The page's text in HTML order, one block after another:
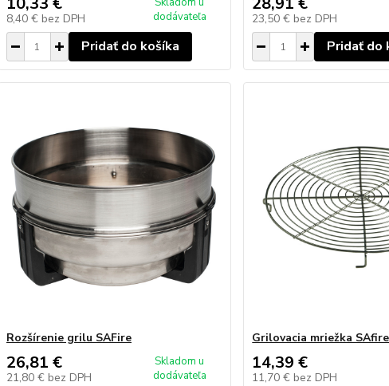
8,40 € bez DPH
dodávateľa
Pridať do košíka
23,50 € bez DPH
Pridať do
Rozšírenie grilu SAFire
26,81 €
21,80 € bez DPH
Skladom u
dodávateľa
Grilovacia mriežka SAfire
14,39 €
11,70 € bez DPH